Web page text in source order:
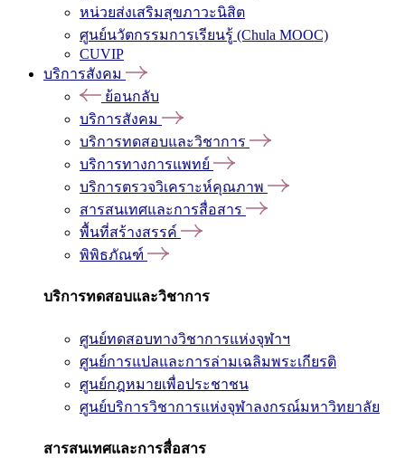
หน่วยส่งเสริมสุขภาวะนิสิต
ศูนย์นวัตกรรมการเรียนรู้ (Chula MOOC)
CUVIP
บริการสังคม
ย้อนกลับ
บริการสังคม
บริการทดสอบและวิชาการ
บริการทางการแพทย์
บริการตรวจวิเคราะห์คุณภาพ
สารสนเทศและการสื่อสาร
พื้นที่สร้างสรรค์
พิพิธภัณฑ์
บริการทดสอบและวิชาการ
ศูนย์ทดสอบทางวิชาการแห่งจุฬาฯ
ศูนย์การแปลและการล่ามเฉลิมพระเกียรติ
ศูนย์กฎหมายเพื่อประชาชน
ศูนย์บริการวิชาการแห่งจุฬาลงกรณ์มหาวิทยาลัย
สารสนเทศและการสื่อสาร